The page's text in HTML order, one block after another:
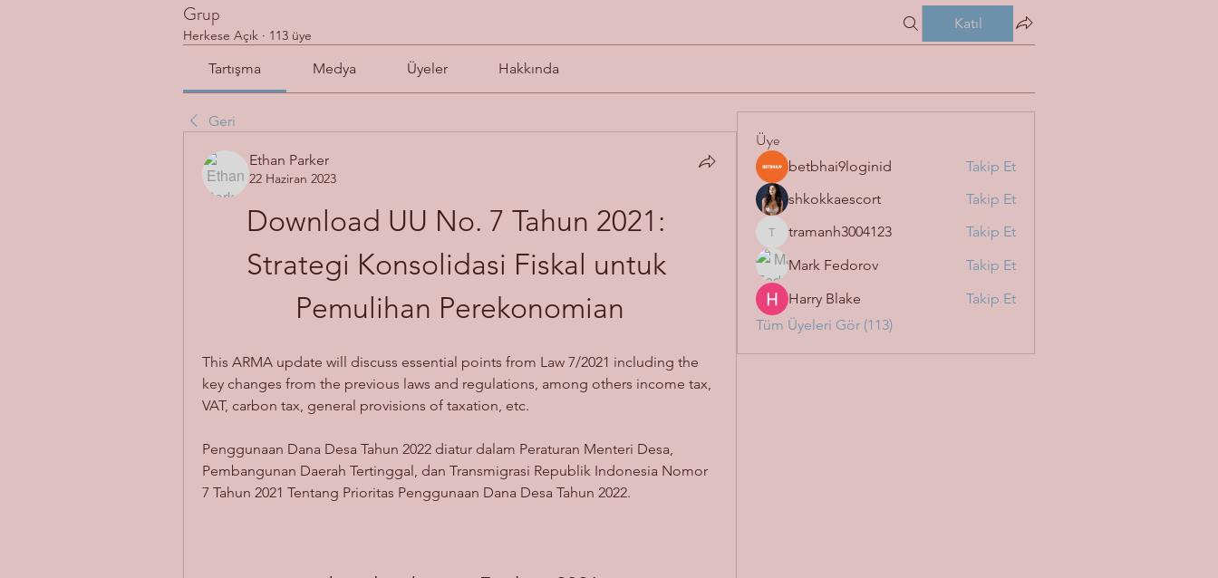
Grup
Herkese Açık · 113 üye
Katıl
Tartışma Medya Üyeler Hakkında
Geri
Ethan Parker
22 Haziran 2023
Download UU No. 7 Tahun 2021:
Strategi Konsolidasi Fiskal untuk
Pemulihan Perekonomian
This ARMA update will discuss essential points from Law 7/2021 including the
key changes from the previous laws and regulations, among others income tax,
VAT, carbon tax, general provisions of taxation, etc.
Penggunaan Dana Desa Tahun 2022 diatur dalam Peraturan Menteri Desa,
Pembangunan Daerah Tertinggal, dan Transmigrasi Republik Indonesia Nomor
7 Tahun 2021 Tentang Prioritas Penggunaan Dana Desa Tahun 2022.
Üye
betbhai9loginid
Takip Et
shkokkaescort
Takip Et
tramanh3004123
tramanh3004123
Takip Et
Mark Fedorov
Takip Et
Harry Blake
Takip Et
Tüm Üyeleri Gör (113)